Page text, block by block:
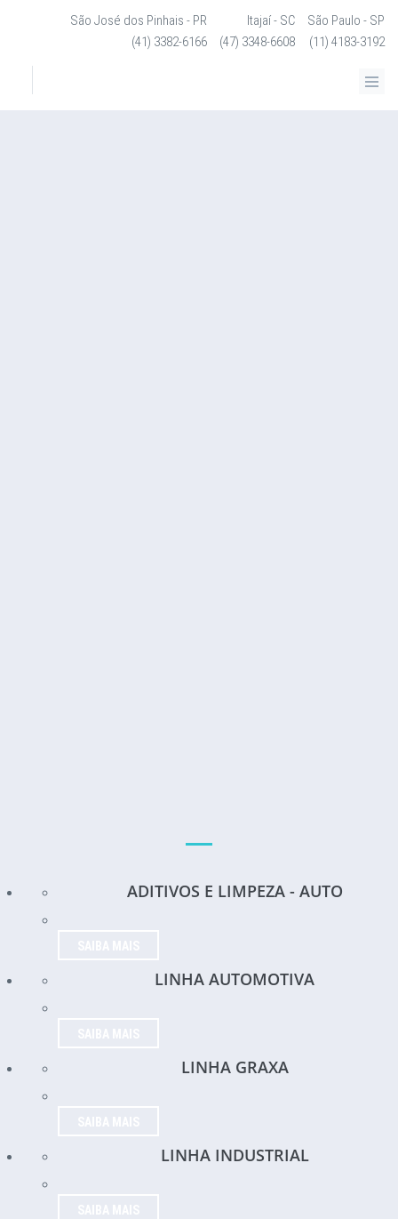
São José dos Pinhais - PR
(41) 3382-6166
Itajaí - SC
(47) 3348-6608
São Paulo - SP
(11) 4183-3192
ADITIVOS E LIMPEZA - AUTO
LINHA AUTOMOTIVA
LINHA GRAXA
LINHA INDUSTRIAL